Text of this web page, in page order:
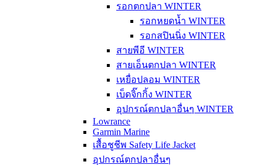
รอกตกปลา WINTER
รอกหยดน้ำ WINTER
รอกสปินนิ่ง WINTER
สายพีอี WINTER
สายเอ็นตกปลา WINTER
เหยื่อปลอม WINTER
เบ็ดจิ๊กกิ้ง WINTER
อุปกรณ์ตกปลาอื่นๆ WINTER
Lowrance
Garmin Marine
เสื้อชูชีพ Safety Life Jacket
อุปกรณ์ตกปลาอื่นๆ